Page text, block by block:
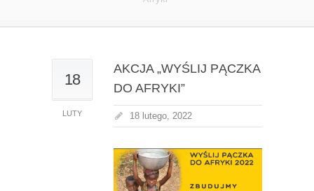
18
LUTY
AKCJA „WYŚLIJ PĄCZKA
DO AFRYKI”
18 lutego, 2022